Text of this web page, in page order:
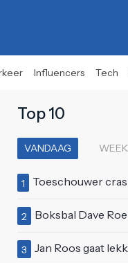
Influencers Tech
Top 10
VANDAAG WEEK
1 Toeschouwer crasht finish
2 Boksbal Dave Roelvink blikt
3 Jan Roos gaat lekker los op